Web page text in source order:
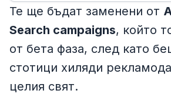
Те ще бъдат заменени от
Search campaigns, който
от бета фаза, след като
стотици хиляди
целия свят.